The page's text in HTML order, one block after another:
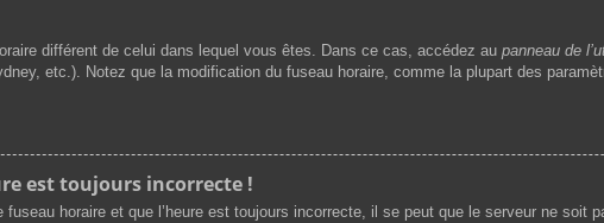
différent de celui dans lequel vous êtes. Dans ce cas, accédez au panneau de
etc.). Notez que la modification du fuseau horaire, comme la plupart des
est toujours incorrecte !
horaire et que l’heure est toujours incorrecte, il se peut que le serveur ne soit